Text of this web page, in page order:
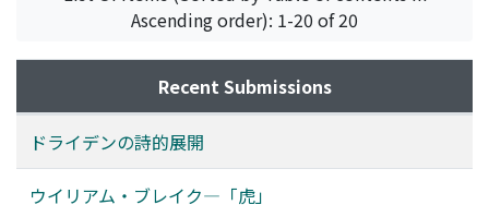
Ascending order): 1-20 of 20
Recent Submissions
ドライデンの詩的展開
ウイリアム・ブレイク―「虎」